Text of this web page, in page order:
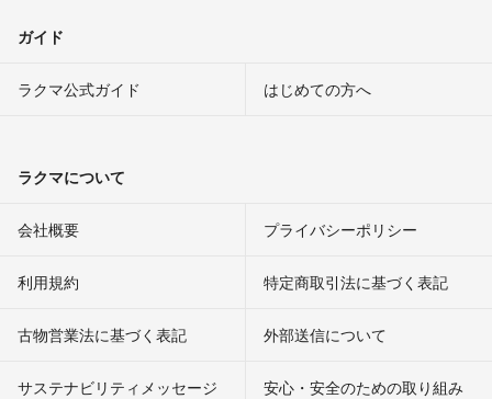
ガイド
ラクマ公式ガイド はじめての方へ
ラクマについて
会社概要 プライバシーポリシー
利用規約 特定商取引法に基づく表記
古物営業法に基づく表記 外部送信について
サステナビリティメッセージ 安心・安全のための取り組み